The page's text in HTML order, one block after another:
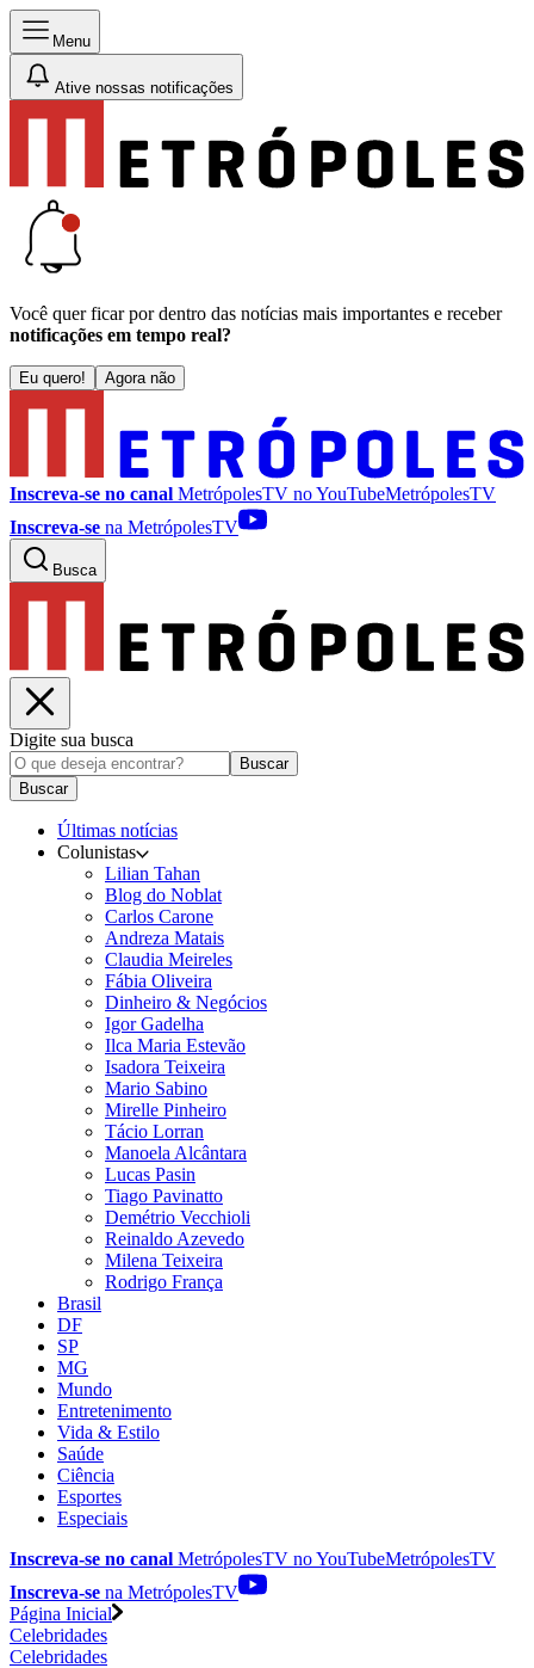
Menu
Ative nossas notificações
Você quer ficar por dentro das notícias mais importantes e receber
notificações em tempo real?
Eu quero! Agora não
Inscreva-se no canal MetrópolesTV noYouTubeMetrópolesTV
Inscreva-se na MetrópolesTV
Busca
Digite sua busca
Buscar
Buscar
Últimas notícias
Colunistas
Lilian Tahan
Blog do Noblat
Carlos Carone
Andreza Matais
Claudia Meireles
Fábia Oliveira
Dinheiro & Negócios
Igor Gadelha
Ilca Maria Estevão
Isadora Teixeira
Mario Sabino
Mirelle Pinheiro
Tácio Lorran
Manoela Alcântara
Lucas Pasin
Tiago Pavinatto
Demétrio Vecchioli
Reinaldo Azevedo
Milena Teixeira
Rodrigo França
Brasil
DF
SP
MG
Mundo
Entretenimento
Vida & Estilo
Saúde
Ciência
Esportes
Especiais
Inscreva-se no canal MetrópolesTV noYouTubeMetrópolesTV
Inscreva-se na MetrópolesTV
Página Inicial
Celebridades
Celebridades